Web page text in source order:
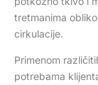
tretmanima
cirkulacije.
Primenom
potrebama